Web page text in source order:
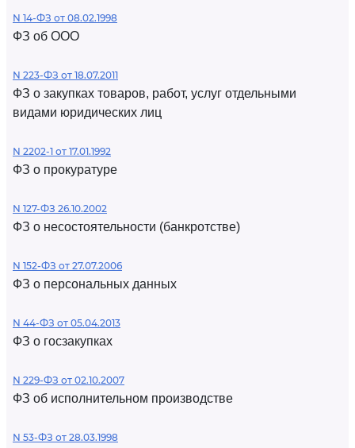
N 14-ФЗ от 08.02.1998
ФЗ об ООО
N 223-ФЗ от 18.07.2011
ФЗ о закупках товаров, работ, услуг отдельными
видами юридических лиц
N 2202-1 от 17.01.1992
ФЗ о прокуратуре
N 127-ФЗ 26.10.2002
ФЗ о несостоятельности (банкротстве)
N 152-ФЗ от 27.07.2006
ФЗ о персональных данных
N 44-ФЗ от 05.04.2013
ФЗ о госзакупках
N 229-ФЗ от 02.10.2007
ФЗ об исполнительном производстве
N 53-ФЗ от 28.03.1998